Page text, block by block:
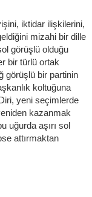
iktidar ilişkilerini,
mizahi bir dille
görüşlü olduğu
bir türlü ortak
görüşlü bir partinin
koltuğuna
yeni seçimlerde
kazanmak
uğurda aşırı sol
attırmaktan